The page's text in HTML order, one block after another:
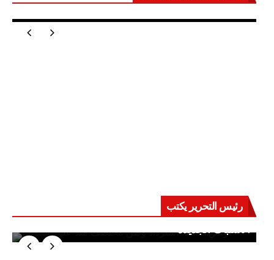
مصر تعيد للعالم اتزانه
رئيس التحرير يكتب
حرب على العقول.. حادثة دمياط تكشف قواعد
الاشتباك الجديدة